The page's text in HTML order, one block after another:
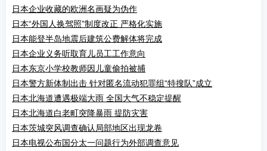
日本企业收藏的欧洲名画疑为伪作
日本“外国人换驾照”制度改正 严格化实施
日本能登半岛地震后建筑公费解体将完成
日本企业义务听取育儿员工工作意向
日本东京小学校教师因儿童偷拍被捕
日本警方新体制出击 针对匿名流动犯罪组“特搜队”成立
日本北海道遭遇极端大雨 全国大气不稳定提醒
日本北海道白老町突降暴雨 提防灾害
日本茨城突风调查确认局部地区出现龙卷
日本电视公布国分太一问题行为外部调查意见